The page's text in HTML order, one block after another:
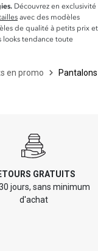
Découvrez en exclusivité
avec des modèles
de qualité à petits prix et
looks tendance toute
en promo Pantalons
GRATUITS
jours, sans minimum
d'achat